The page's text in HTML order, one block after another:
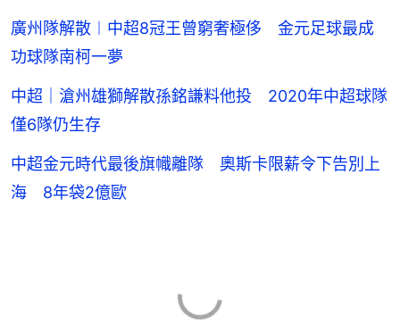
廣州隊解散︱中超8冠王曾窮奢極侈 金元足球最成
功球隊南柯一夢
中超｜滄州雄獅解散孫銘謙料他投 2020年中超球隊
僅6隊仍生存
中超金元時代最後旗幟離隊 奧斯卡限薪令下告別上
海 8年袋2億歐